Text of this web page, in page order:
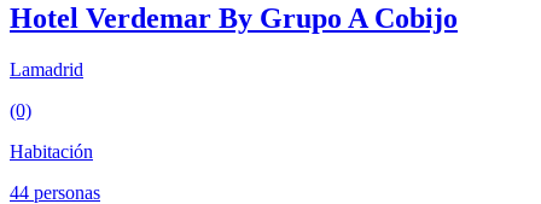
Hotel Verdemar By Grupo A Cobijo
Lamadrid
(0)
Habitación
44 personas